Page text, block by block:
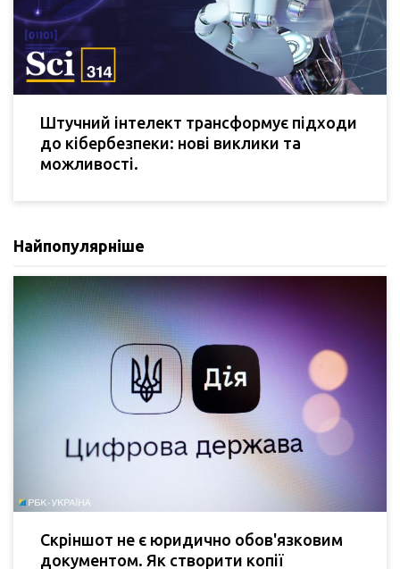
Штучний інтелект трансформує підходи
до кібербезпеки: нові виклики та
можливості.
Найпопулярніше
Скріншот не є юридично обов'язковим
документом. Як створити копії